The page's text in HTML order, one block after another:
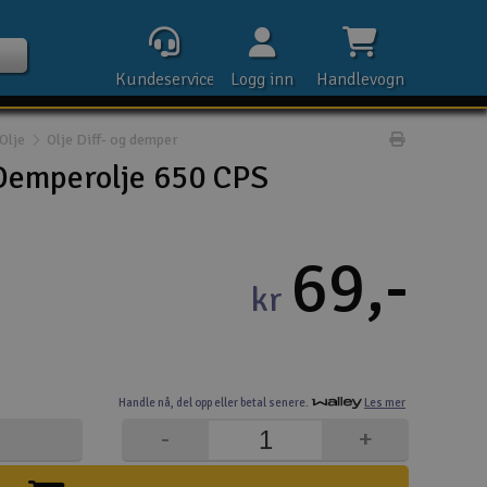
Handlevogn
Logg inn
Kundeservice
Olje Olje Diff- og demper
650 CPS
Handle nå, del opp eller betal senere. Les mer
kr 69,-
+
-